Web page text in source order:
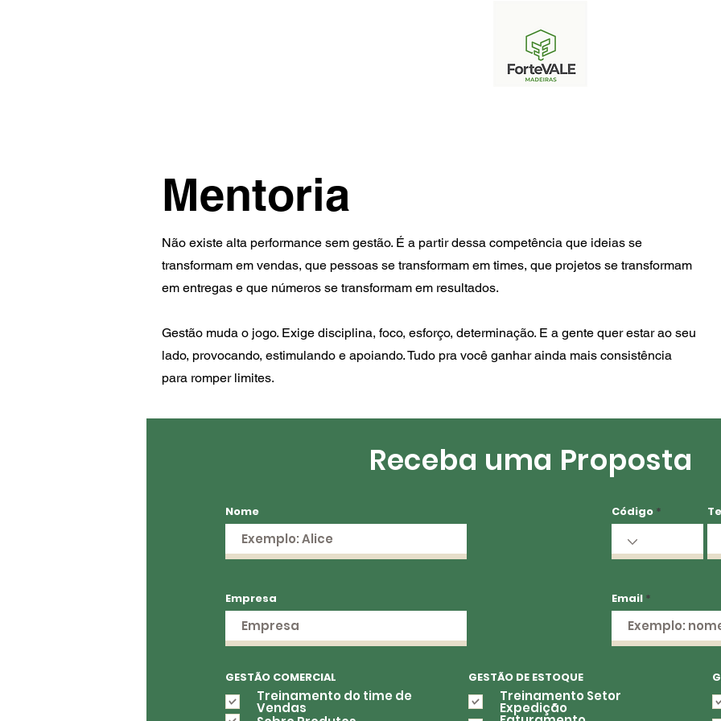
Mentoria
Não existe alta performance sem gestão. É a partir dessa competência que ideias se
transformam em vendas, que pessoas se transformam em times, que projetos se transformam
em entregas e que números se transformam em resultados.
Gestão muda o jogo. Exige disciplina, foco, esforço, determinação. E a gente quer estar ao seu
lado, provocando, estimulando e apoiando. Tudo pra você ganhar ainda mais consistência
para romper limites.
Receba uma Proposta
Nome
Empresa
GESTÃO COMERCIAL
Treinamento do time de
Vendas
Código
Email
GESTÃO DE ESTOQUE
Treinamento Setor
Expedição